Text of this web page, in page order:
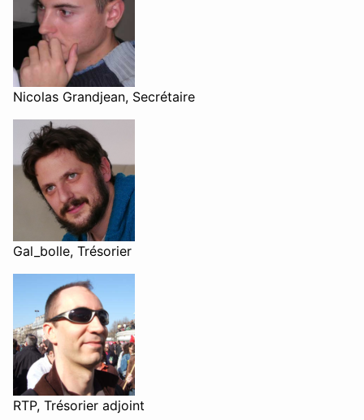
Nicolas Grandjean, Secrétaire
Gal_bolle, Trésorier
RTP, Trésorier adjoint